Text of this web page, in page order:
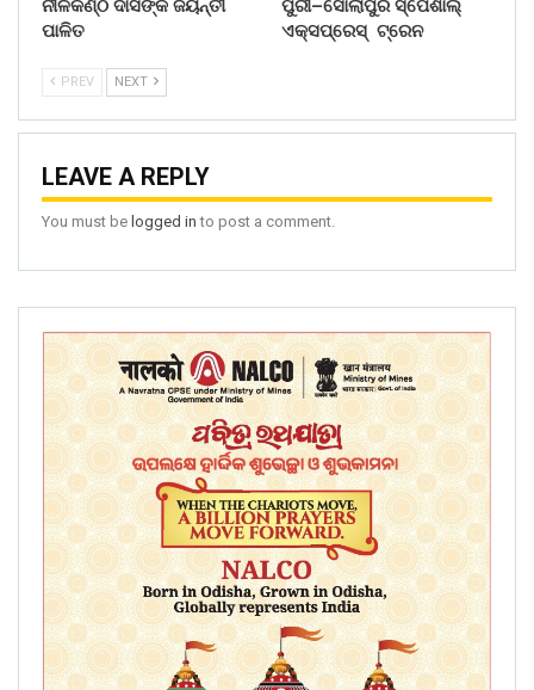
ନୀଳକଣ୍ଠ ଦାସଙ୍କ ଜୟନ୍ତୀ
ପାଳିତ
ପୁରୀ–ସୋଲାପୁର ସ୍ପେଶାଲ୍
ଏକ୍ସପ୍ରେସ୍ ଟ୍ରେନ
PREV NEXT
LEAVE A REPLY
You must be logged in to post a comment.